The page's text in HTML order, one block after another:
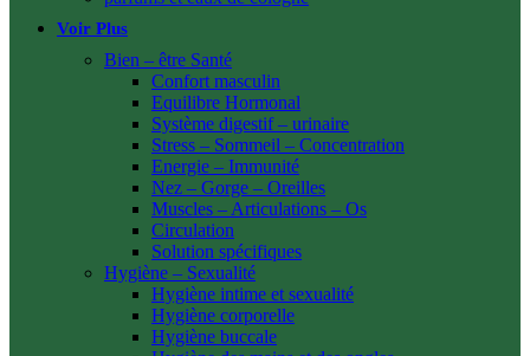
Voir Plus
Bien – être Santé
Confort masculin
Equilibre Hormonal
Système digestif – urinaire
Stress – Sommeil – Concentration
Energie – Immunité
Nez – Gorge – Oreilles
Muscles – Articulations – Os
Circulation
Solution spécifiques
Hygiène – Sexualité
Hygiène intime et sexualité
Hygiène corporelle
Hygiène buccale